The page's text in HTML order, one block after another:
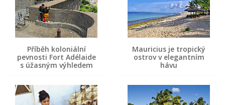
Příběh koloniální
pevnosti Fort Adélaide
s úžasným výhledem
Mauricius je tropický
ostrov v elegantním
hávu